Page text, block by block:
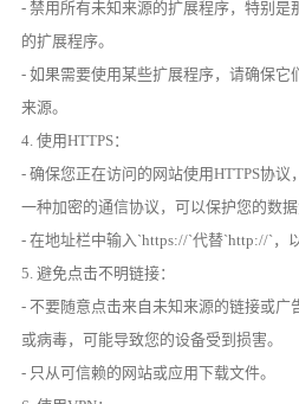
- 禁用所有未知来源的扩展程序，特别
的扩展程序。
- 如果需要使用某些扩展程序，请确保它
来源。
4. 使用HTTPS：
- 确保您正在访问的网站使用HTTPS协议
一种加密的通信协议，可以保护您的数据
- 在地址栏中输入`https://`代替`http://`，
5. 避免点击不明链接：
- 不要随意点击来自未知来源的链接或
或病毒，可能导致您的设备受到损害。
- 只从可信赖的网站或应用下载文件。